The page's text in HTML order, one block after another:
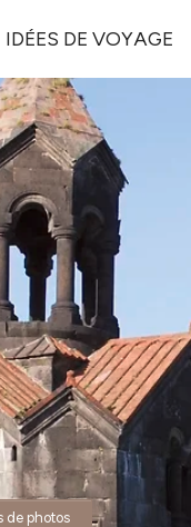
IDÉES DE VOYAGE
de photos